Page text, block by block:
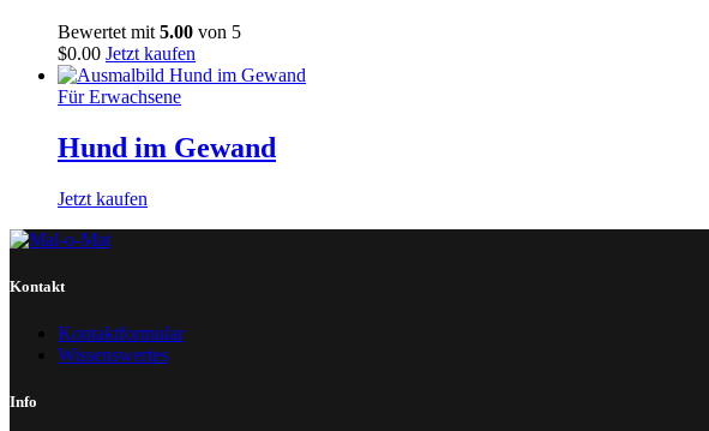
Bewertet mit 5.00 von 5
$0.00 Jetzt kaufen
Für Erwachsene
Hund im Gewand
Jetzt kaufen
Kontakt
Kontaktformular
Wissenswertes
Info